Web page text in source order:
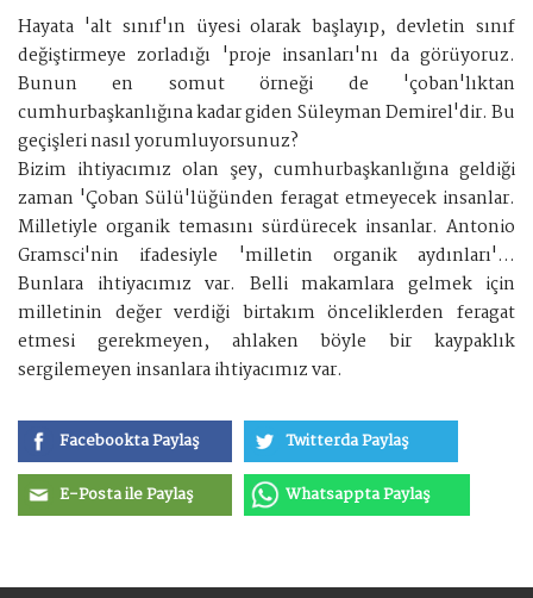
Hayata 'alt sınıf'ın üyesi olarak başlayıp, devletin sınıf
değiştirmeye zorladığı 'proje insanları'nı da görüyoruz.
Bunun en somut örneği de 'çoban'lıktan
cumhurbaşkanlığına kadar giden Süleyman Demirel'dir. Bu
geçişleri nasıl yorumluyorsunuz?
Bizim ihtiyacımız olan şey, cumhurbaşkanlığına geldiği
zaman 'Çoban Sülü'lüğünden feragat etmeyecek insanlar.
Milletiyle organik temasını sürdürecek insanlar. Antonio
Gramsci'nin ifadesiyle 'milletin organik aydınları'...
Bunlara ihtiyacımız var. Belli makamlara gelmek için
milletinin değer verdiği birtakım önceliklerden feragat
etmesi gerekmeyen, ahlaken böyle bir kaypaklık
sergilemeyen insanlara ihtiyacımız var.
Facebookta Paylaş Twitterda Paylaş
E-Posta ile Paylaş Whatsappta Paylaş